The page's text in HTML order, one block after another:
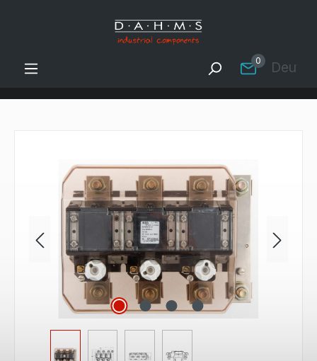
Zum Hauptinhalt springen
0
Bildergalerie überspringen